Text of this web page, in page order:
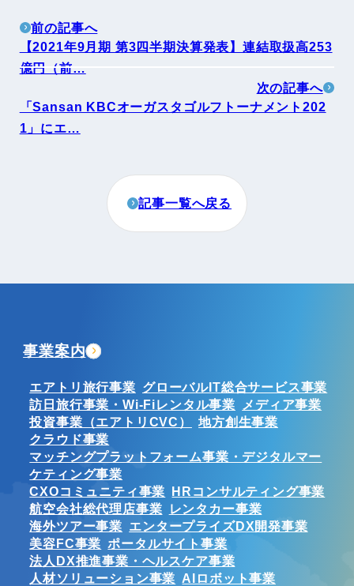
前の記事へ
【2021年9月期 第3四半期決算発表】連結取扱高253
億円（前…
次の記事へ
「Sansan KBCオーガスタゴルフトーナメント202
1」にエ…
記事一覧へ戻る
事業案内
エアトリ旅行事業 グローバルIT総合サービス事業
訪日旅行事業・Wi-Fiレンタル事業
メディア事業
投資事業（エアトリCVC）
地方創生事業
クラウド事業
マッチングプラットフォーム事業・デジタルマー
ケティング事業
CXOコミュニティ事業 HRコンサルティング事業
航空会社総代理店事業
レンタカー事業
海外ツアー事業 エンタープライズDX開発事業
美容FC事業 ポータルサイト事業
法人DX推進事業・ヘルスケア事業
人材ソリューション事業 AIロボット事業